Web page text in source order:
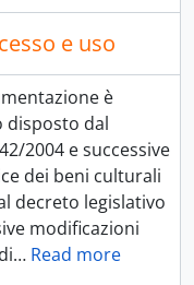
e uso
è
disposto dal
2004 e successive
dei beni culturali
decreto legislativo
modificazioni
… Read more